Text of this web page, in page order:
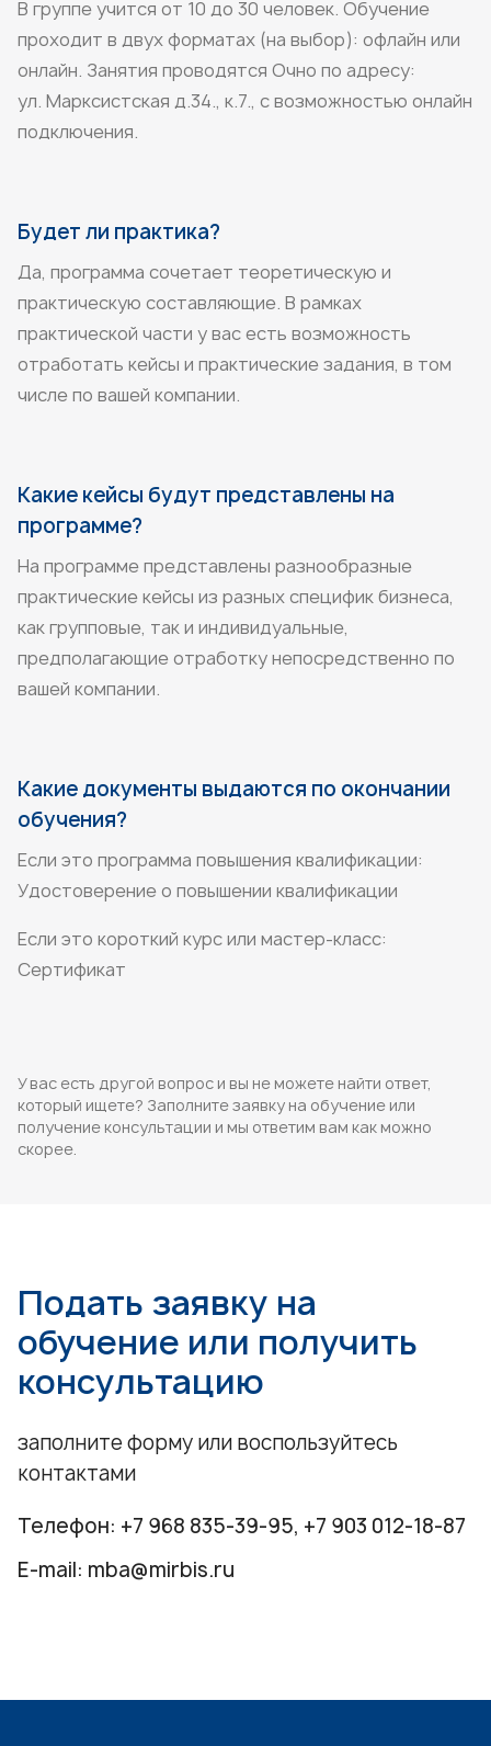
В группе учится от 10 до 30 человек. Обучение
проходит в двух форматах (на выбор): офлайн или
онлайн. Занятия проводятся Очно по адресу:
ул. Марксистская д.34., к.7., с возможностью онлайн
подключения.
Будет ли практика?
Да, программа сочетает теоретическую и
практическую составляющие. В рамках
практической части у вас есть возможность
отработать кейсы и практические задания, в том
числе по вашей компании.
Какие кейсы будут представлены на
программе?
На программе представлены разнообразные
практические кейсы из разных специфик бизнеса,
как групповые, так и индивидуальные,
предполагающие отработку непосредственно по
вашей компании.
Какие документы выдаются по окончании
обучения?
Если это программа повышения квалификации:
Удостоверение о повышении квалификации
Если это короткий курс или мастер-класс:
Сертификат
У вас есть другой вопрос и вы не можете найти ответ,
который ищете? Заполните заявку на обучение или
получение консультации и мы ответим вам как можно
скорее.
Подать заявку на
обучение или получить
консультацию
заполните форму или воспользуйтесь
контактами
Телефон: +7 968 835-39-95, +7 903 012-18-87
E-mail: mba@mirbis.ru